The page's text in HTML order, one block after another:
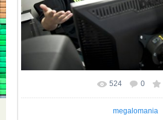
524 0
megalomania